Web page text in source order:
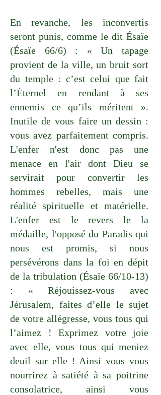
En revanche, les inconvertis
seront punis, comme le dit Ésaïe
(Ésaïe 66/6) : « Un tapage
provient de la ville, un bruit sort
du temple : c’est celui que fait
l’Éternel en rendant à ses
ennemis ce qu’ils méritent ».
Inutile de vous faire un dessin :
vous avez parfaitement compris.
L'enfer n'est donc pas une
menace en l'air dont Dieu se
servirait pour convertir les
hommes rebelles, mais une
réalité spirituelle et matérielle.
L'enfer est le revers le la
médaille, l'opposé du Paradis qui
nous est promis, si nous
persévérons dans la foi en dépit
de la tribulation (Ésaïe 66/10-13)
: « Réjouissez-vous avec
Jérusalem, faites d’elle le sujet
de votre allégresse, vous tous qui
l’aimez ! Exprimez votre joie
avec elle, vous tous qui meniez
deuil sur elle ! Ainsi vous vous
nourrirez à satiété à sa poitrine
consolatrice, ainsi vous